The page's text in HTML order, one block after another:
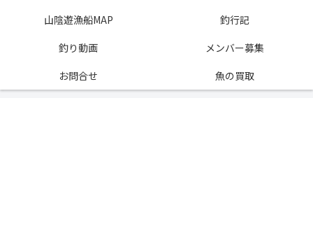
山陰遊漁船MAP
釣行記
釣り動画
メンバー募集
お問合せ
魚の買取